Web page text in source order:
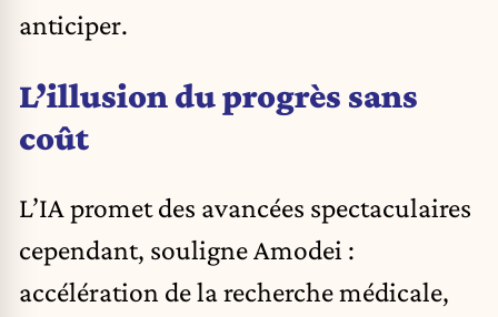
anticiper.
L’illusion du progrès sans
coût
L’IA promet des avancées spectaculaires
cependant, souligne Amodei :
accélération de la recherche médicale,